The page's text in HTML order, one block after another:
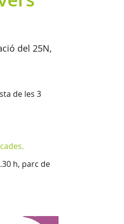
del 25N,
de les 3
h, parc de